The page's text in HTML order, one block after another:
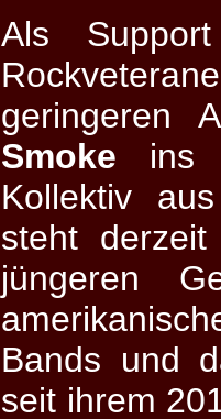
Als
geringeren
Smoke ins
Kollektiv
steht
jüngeren
Bands und
seit ihrem